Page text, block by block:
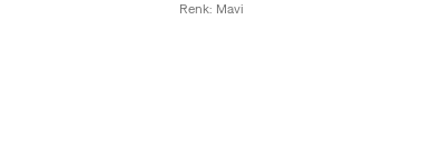
Renk: Mavi